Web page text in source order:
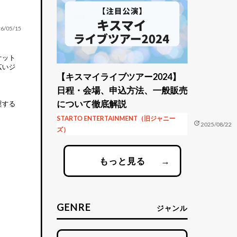
05/15
ト
ジ
る
【キスマイライブツアー2024】
日程・会場、申込方法、一般販売
について徹底解説
STARTO ENTERTAINMENT（旧ジャニー
ズ）
update2025/08/22
もっと見る →
GENRE ジャンル